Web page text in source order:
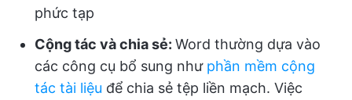
phức tạp
Cộng tác và chia sẻ: Word thường dựa vào
các công cụ bổ sung như phần mềm cộng
tác tài liệu để chia sẻ tệp liền mạch. Việc